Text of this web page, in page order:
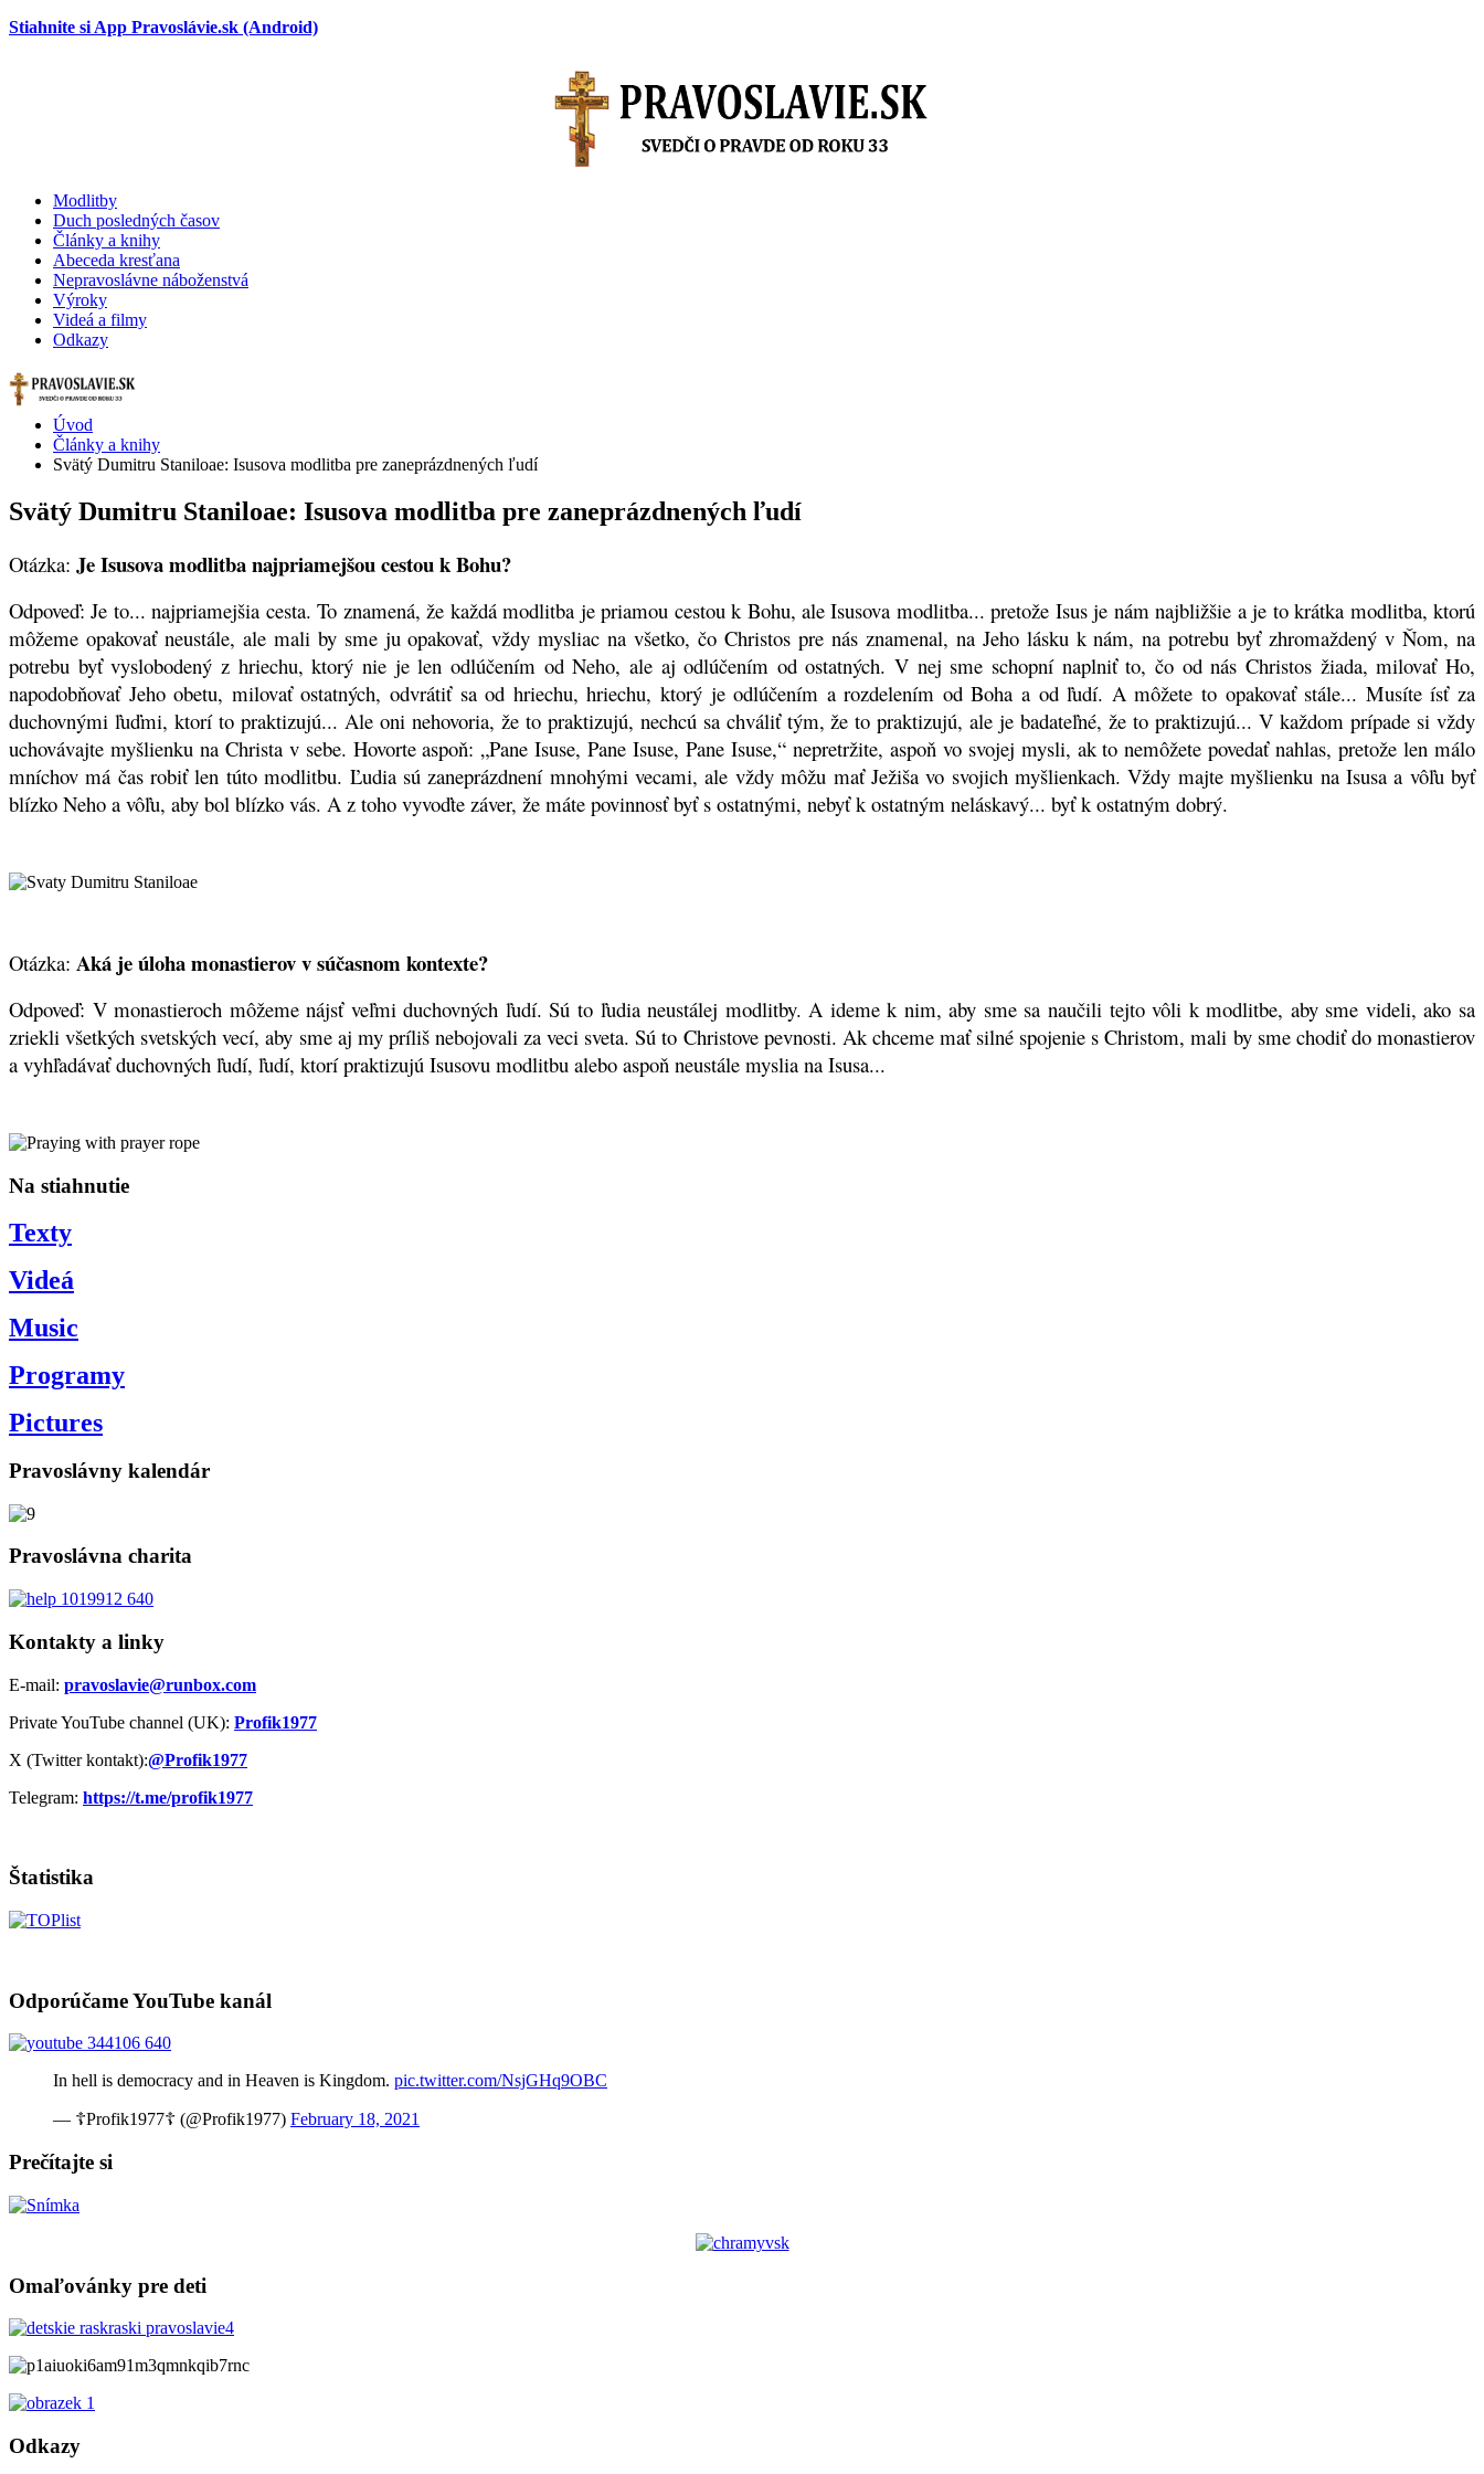
Stiahnite si App Pravoslávie.sk (Android)
Modlitby
Duch posledných časov
Články a knihy
Abeceda kresťana
Nepravoslávne náboženstvá
Výroky
Videá a filmy
Odkazy
Úvod
Články a knihy
Svätý Dumitru Staniloae: Isusova modlitba pre zaneprázdnených ľudí
Svätý Dumitru Staniloae: Isusova modlitba pre zaneprázdnených ľudí
Otázka: Je Isusova modlitba najpriamejšou cestou k Bohu?
Odpoveď: Je to... najpriamejšia cesta. To znamená, že každá modlitba je priamou cestou k Bohu, ale Isusova modlitba... pretože Isus je nám najbližšie a je to krátka modlitba, ktorú
môžeme opakovať neustále, ale mali by sme ju opakovať, vždy mysliac na všetko, čo Christos pre nás znamenal, na Jeho lásku k nám, na potrebu byť zhromaždený v Ňom, na
potrebu byť vyslobodený z hriechu, ktorý nie je len odlúčením od Neho, ale aj odlúčením od ostatných. V nej sme schopní naplniť to, čo od nás Christos žiada, milovať Ho,
napodobňovať Jeho obetu, milovať ostatných, odvrátiť sa od hriechu, hriechu, ktorý je odlúčením a rozdelením od Boha a od ľudí. A môžete to opakovať stále... Musíte ísť za
duchovnými ľuďmi, ktorí to praktizujú... Ale oni nehovoria, že to praktizujú, nechcú sa chváliť tým, že to praktizujú, ale je badateľné, že to praktizujú... V každom prípade si vždy
uchovávajte myšlienku na Christa v sebe. Hovorte aspoň: „Pane Isuse, Pane Isuse, Pane Isuse,“ nepretržite, aspoň vo svojej mysli, ak to nemôžete povedať nahlas, pretože len málo
mníchov má čas robiť len túto modlitbu. Ľudia sú zaneprázdnení mnohými vecami, ale vždy môžu mať Ježiša vo svojich myšlienkach. Vždy majte myšlienku na Isusa a vôľu byť
blízko Neho a vôľu, aby bol blízko vás. A z toho vyvoďte záver, že máte povinnosť byť s ostatnými, nebyť k ostatným neláskavý... byť k ostatným dobrý.
Otázka: Aká je úloha monastierov v súčasnom kontexte?
Odpoveď: V monastieroch môžeme nájsť veľmi duchovných ľudí. Sú to ľudia neustálej modlitby. A ideme k nim, aby sme sa naučili tejto vôli k modlitbe, aby sme videli, ako sa
zriekli všetkých svetských vecí, aby sme aj my príliš nebojovali za veci sveta. Sú to Christove pevnosti. Ak chceme mať silné spojenie s Christom, mali by sme chodiť do monastierov
a vyhľadávať duchovných ľudí, ľudí, ktorí praktizujú Isusovu modlitbu alebo aspoň neustále myslia na Isusa...
Na stiahnutie
Texty
Videá
Music
Programy
Pictures
Pravoslávny kalendár
Pravoslávna charita
Kontakty a linky
E-mail: pravoslavie@runbox.com
Private YouTube channel (UK): Profik1977
X (Twitter kontakt):@Profik1977
Telegram: https://t.me/profik1977
Štatistika
Odporúčame YouTube kanál
In hell is democracy and in Heaven is Kingdom. pic.twitter.com/NsjGHq9OBC
— ☦Profik1977☦ (@Profik1977) February 18, 2021
Prečítajte si
Omaľovánky pre deti
Odkazy